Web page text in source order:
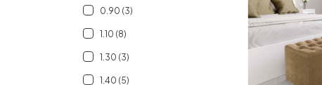
0.90 (3)
1.10 (8)
1.30 (3)
1.40 (5)